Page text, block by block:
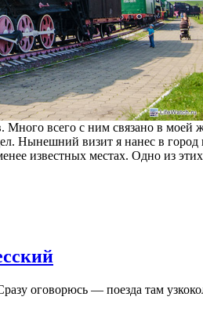
всего с ним связано в
Нынешний визит я нанес в
известных местах. Одно из
оговорюсь — поезда там